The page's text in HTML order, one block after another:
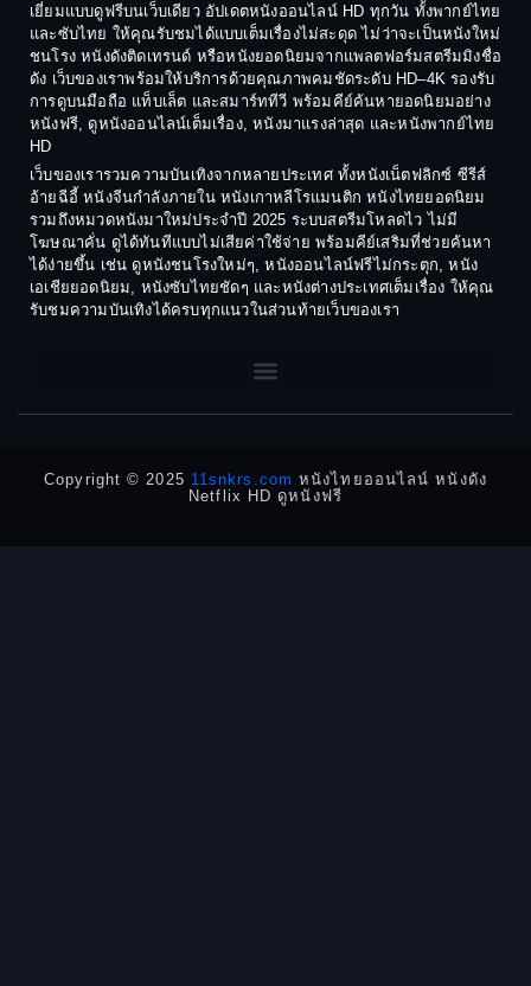
Coming-of-age ชีวิตวัยรุ่น
Crime อาชญากรรม
Crime อาชญากรรม
Culture
Dance เต้น
Dark Comedy ตลกร้าย
DC
Detective
Detective สืบสวน
1986
1985
1984
1983
1982
1981
1980
1978
1974
1973
1972
1971
1970
1969
1968
1964
เยี่ยมแบบดูฟรีบนเว็บเดียว อัปเดตหนังออนไลน์ HD ทุกวัน ทั้งพากย์ไทย
และซับไทย ให้คุณรับชมได้แบบเต็มเรื่องไม่สะดุด ไม่ว่าจะเป็นหนังใหม่
ชนโรง หนังดังติดเทรนด์ หรือหนังยอดนิยมจากแพลตฟอร์มสตรีมมิงชื่อ
ดัง เว็บของเราพร้อมให้บริการด้วยคุณภาพคมชัดระดับ HD–4K รองรับ
การดูบนมือถือ แท็บเล็ต และสมาร์ททีวี พร้อมคีย์ค้นหายอดนิยมอย่าง
หนังฟรี, ดูหนังออนไลน์เต็มเรื่อง, หนังมาแรงล่าสุด และหนังพากย์ไทย
HD
เว็บของเรารวมความบันเทิงจากหลายประเทศ ทั้งหนังเน็ตฟลิกซ์ ซีรีส์
อ้ายฉีอี้ หนังจีนกำลังภายใน หนังเกาหลีโรแมนติก หนังไทยยอดนิยม
รวมถึงหมวดหนังมาใหม่ประจำปี 2025 ระบบสตรีมโหลดไว ไม่มี
โฆษณาคั่น ดูได้ทันทีแบบไม่เสียค่าใช้จ่าย พร้อมคีย์เสริมที่ช่วยค้นหา
ได้ง่ายขึ้น เช่น ดูหนังชนโรงใหม่ๆ, หนังออนไลน์ฟรีไม่กระตุก, หนัง
เอเชียยอดนิยม, หนังซับไทยชัดๆ และหนังต่างประเทศเต็มเรื่อง ให้คุณ
รับชมความบันเทิงได้ครบทุกแนวในส่วนท้ายเว็บของเรา
Copyright © 2025 11snkrs.com หนังไทยออนไลน์ หนังดัง
Netflix HD ดูหนังฟรี